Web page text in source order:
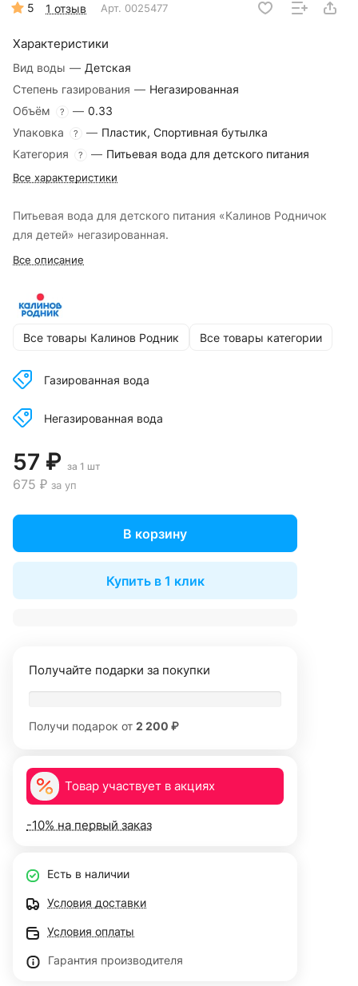
5 1 отзыв Арт. 0025477
Характеристики
Вид воды — Детская
Степень газирования — Негазированная
Объём
? — 0.33
Упаковка
? — Пластик, Спортивная бутылка
Категория
? — Питьевая вода для детского питания
Все характеристики
Питьевая вода для детского питания «Калинов Родничок
для детей» негазированная.
Все описание
Все товары Калинов Родник Все товары категории
Газированная вода
Негазированная вода
57 ₽ за 1 шт
675 ₽ за уп
В корзину
Купить в 1 клик
Получайте подарки за покупки
Получи подарок от 2 200 ₽
Товар участвует в акциях
-10% на первый заказ
Есть в наличии
Условия доставки
Условия оплаты
Гарантия производителя